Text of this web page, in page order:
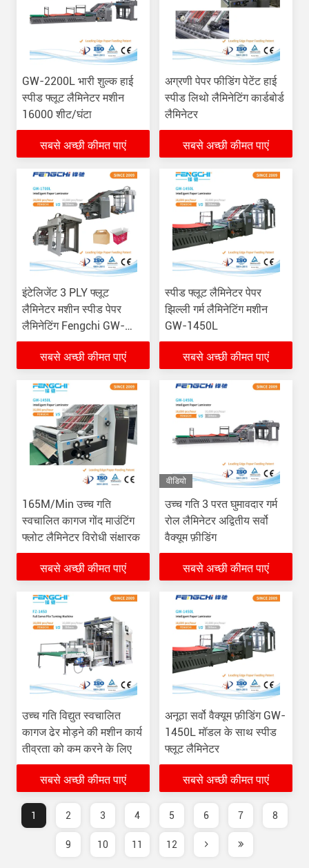
GW-2200L भारी शुल्क हाई
स्पीड फ्लूट लैमिनेटर मशीन
16000 शीट/घंटा
सबसे अच्छी कीमत पाएं
अग्रणी पेपर फीडिंग पेटेंट हाई
स्पीड लिथो लैमिनेटिंग कार्डबोर्ड
लैमिनेटर
सबसे अच्छी कीमत पाएं
इंटेलिजेंट 3 PLY फ्लूट
लैमिनेटर मशीन स्पीड पेपर
लैमिनेटिंग Fengchi GW-
1700L
सबसे अच्छी कीमत पाएं
स्पीड फ्लूट लैमिनेटर पेपर
झिल्ली गर्म लैमिनेटिंग मशीन
GW-1450L
सबसे अच्छी कीमत पाएं
165M/Min उच्च गति
स्वचालित कागज गोंद माउंटिंग
फ्लोट लैमिनेटर विरोधी संक्षारक
सबसे अच्छी कीमत पाएं
वीडियो
उच्च गति 3 परत घुमावदार गर्म
रोल लैमिनेटर अद्वितीय सर्वो
वैक्यूम फ़ीडिंग
सबसे अच्छी कीमत पाएं
उच्च गति विद्युत स्वचालित
कागज ढेर मोड़ने की मशीन कार्य
तीव्रता को कम करने के लिए
सबसे अच्छी कीमत पाएं
अनूठा सर्वो वैक्यूम फ़ीडिंग GW-
1450L मॉडल के साथ स्पीड
फ्लूट लैमिनेटर
सबसे अच्छी कीमत पाएं
1 2 3 4 5 6 7 8
9 10 11 12